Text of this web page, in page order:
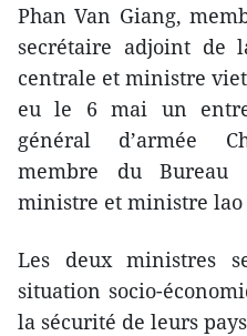
Phan Van Giang,
secrétaire adjoint de
centrale et ministre
eu le 6 mai un
général d’armée
membre du Bureau
ministre et ministre lao
Les deux ministres
situation socio-
la sécurité de leurs